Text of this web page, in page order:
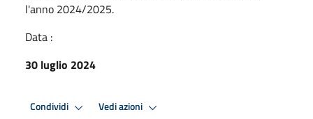
l'anno 2024/2025.
Data :
30 luglio 2024
Condividi Vedi azioni